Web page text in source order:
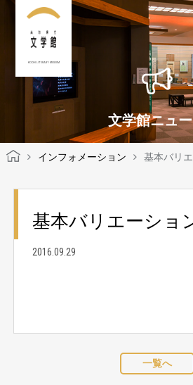
KOCHI LITERARY MUSEUM
文学館ニュ
インフォメーション 基本バリ
基本バリエーショ
2016.09.29
一覧へ